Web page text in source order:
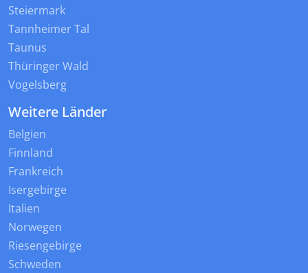
Steiermark
Tannheimer Tal
Taunus
Thüringer Wald
Vogelsberg
Weitere Länder
Belgien
Finnland
Frankreich
Isergebirge
Italien
Norwegen
Riesengebirge
Schweden